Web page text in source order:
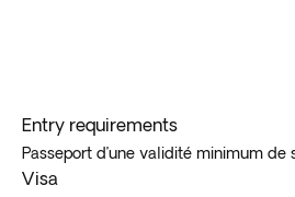
Entry requirements
Passeport d’une validité minimum de
Visa